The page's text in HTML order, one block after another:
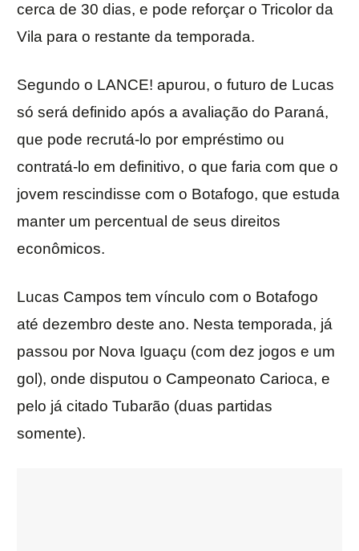
cerca de 30 dias, e pode reforçar o Tricolor da
Vila para o restante da temporada.
Segundo o LANCE! apurou, o futuro de Lucas
só será definido após a avaliação do Paraná,
que pode recrutá-lo por empréstimo ou
contratá-lo em definitivo, o que faria com que o
jovem rescindisse com o Botafogo, que estuda
manter um percentual de seus direitos
econômicos.
Lucas Campos tem vínculo com o Botafogo
até dezembro deste ano. Nesta temporada, já
passou por Nova Iguaçu (com dez jogos e um
gol), onde disputou o Campeonato Carioca, e
pelo já citado Tubarão (duas partidas
somente).